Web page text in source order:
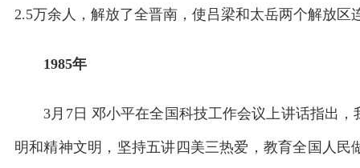
2.5万余人，解放了全晋南，使吕梁和太岳两个解放区
1985年
3月7日 邓小平在全国科技工作会议上讲话指出，
明和精神文明，坚持五讲四美三热爱，教育全国人